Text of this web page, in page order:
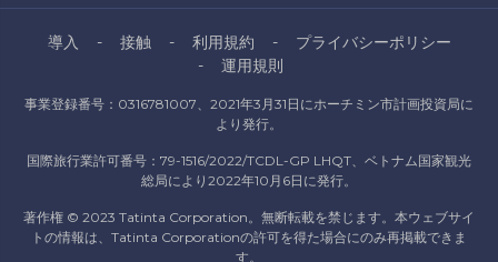
導入 接触 利用規約
プライバシーポリシー
運用規則
事業登録番号：0316781007、2021年3月31日にホーチミン市計画投資局に
より発行。
国際旅行業許可番号：79-1516/2022/TCDL-GP LHQT、ベトナム国家観光
総局により2022年10月6日に発行。
著作権 © 2023 Tatinta Corporation。無断転載を禁じます。本ウェブサイ
トの情報は、Tatinta Corporationの許可を得た場合にのみ再掲載できま
す。